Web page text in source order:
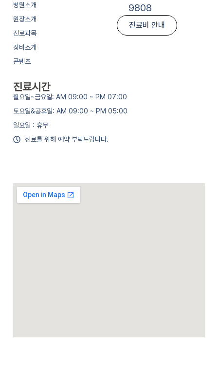
병원소개
원장소개
진료과목
장비소개
콘텐츠
9808
진료비 안내
진료시간
월요일~금요일: AM 09:00 ~ PM 07:00
토요일&공휴일: AM 09:00 ~ PM 05:00
일요일 : 휴무
진료를 위해 예약 부탁드립니다.